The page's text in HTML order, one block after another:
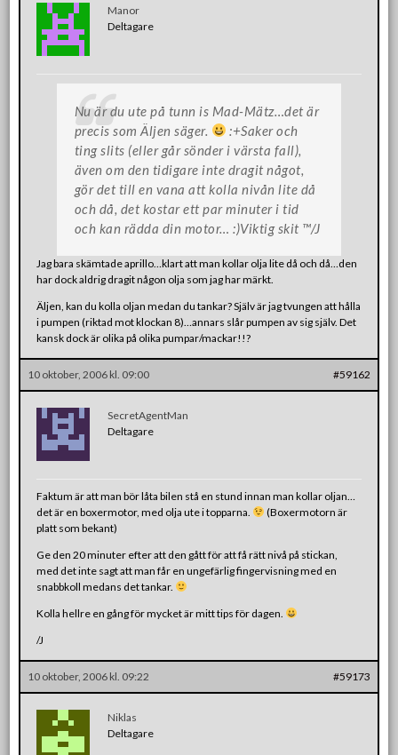
Manor
Deltagare
Nu är du ute på tunn is Mad-Mätz…det är
precis som Äljen säger.
:+Saker och
ting slits (eller går sönder i värsta fall),
även om den tidigare inte dragit något,
gör det till en vana att kolla nivån lite då
och då, det kostar ett par minuter i tid
och kan rädda din motor… :)Viktig skit ™/J
Jag bara skämtade aprillo…klart att man kollar olja lite då och då…den
har dock aldrig dragit någon olja som jag har märkt.
Äljen, kan du kolla oljan medan du tankar? Själv är jag tvungen att hålla
i pumpen (riktad mot klockan 8)…annars slår pumpen av sig själv. Det
kansk dock är olika på olika pumpar/mackar!!?
10 oktober, 2006 kl. 09:00 #59162
SecretAgentMan
Deltagare
Faktum är att man bör låta bilen stå en stund innan man kollar oljan…
det är en boxermotor, med olja ute i topparna.
(Boxermotorn är
platt som bekant)
Ge den 20 minuter efter att den gått för att få rätt nivå på stickan,
med det inte sagt att man får en ungefärlig fingervisning med en
snabbkoll medans det tankar.
Kolla hellre en gång för mycket är mitt tips för dagen.
/J
10 oktober, 2006 kl. 09:22 #59173
Niklas
Deltagare